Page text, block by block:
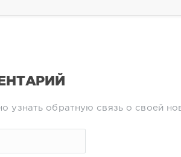
узнать обратную связь о своей